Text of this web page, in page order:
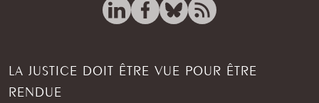
LA JUSTICE DOIT ÊTRE VUE POUR ÊTRE
RENDUE